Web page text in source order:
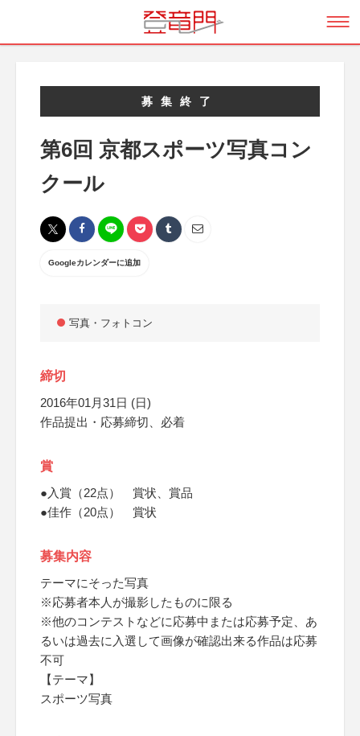
募集終了
第6回 京都スポーツ写真コン
クール
Googleカレンダーに追加
写真・フォトコン
締切
2016年01月31日 (日)
作品提出・応募締切、必着
賞
●入賞（22点） 賞状、賞品
●佳作（20点） 賞状
募集内容
テーマにそった写真
※応募者本人が撮影したものに限る
※他のコンテストなどに応募中または応募予定、あ
るいは過去に入選して画像が確認出来る作品は応募
不可
【テーマ】
スポーツ写真